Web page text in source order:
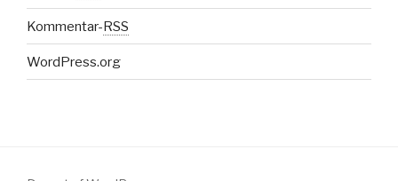
Kommentar-RSS
WordPress.org